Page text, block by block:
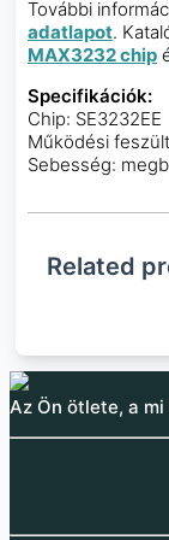
További
adatlapot.
MAX3232 chip
Specifikációk:
Chip: SE3232EE
Működési
Sebesség:
Related
Az Ön ötlete, a